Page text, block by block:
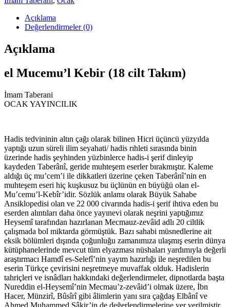
Açıklama
Değerlendirmeler (0)
Açıklama
el Mucemu’l Kebir (18 cilt Takım)
İmam Taberani
OCAK YAYINCILIK
Hadis tedvininin altın çağı olarak bilinen Hicri üçüncü yüzyılda
yaptığı uzun süreli ilim seyahati/ hadis rıhleti sırasında binin
üzerinde hadis şeyhinden yüzbinlerce hadis-i şerif dinleyip
kaydeden Taberânî, geride muhteşem eserler bırakmıştır. Kaleme
aldığı üç mu’cem’i ile dikkatleri üzerine çeken Taberânî’nin en
muhteşem eseri hiç kuşkusuz bu üçlünün en büyüğü olan el-
Mu’cemu’l-Kebîr’idir. Sözlük anlamı olarak Büyük Sahabe
Ansiklopedisi olan ve 22 000 civarında hadis-i şerif ihtiva eden bu
eserden alıntıları daha önce yayınevi olarak neşrini yaptığımız
Heysemî tarafından hazırlanan Mecmauz-zevâid adlı 20 ciltlik
çalışmada bol miktarda görmüştük. Bazı sahabi müsnedlerine ait
eksik bölümleri dışında çoğunluğu zamanımıza ulaşmış eserin dünya
kütüphanelerinde mevcut tüm elyazması nüshaları yardımıyla değerli
araştırmacı Hamdî es-Selefî’nin yayım hazırlığı ile neşredilen bu
eserin Türkçe çevirisini neşretmeye muvaffak olduk. Hadislerin
tahriçleri ve isnâdları hakkındaki değerlendirmeler, dipnotlarda başta
Nureddin el-Heysemî’nin Mecmau’z-zevâid’i olmak üzere, İbn
Hacer, Münzirî, Bûsîrî gibi âlimlerin yanı sıra çağdaş Elbânî ve
Ahmed Muhammed Şâkir’in de değerlendirmelerine yer verilmiştir.